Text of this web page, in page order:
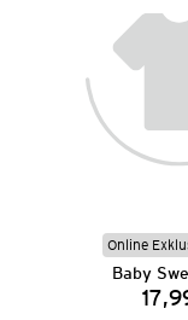
Online
Baby